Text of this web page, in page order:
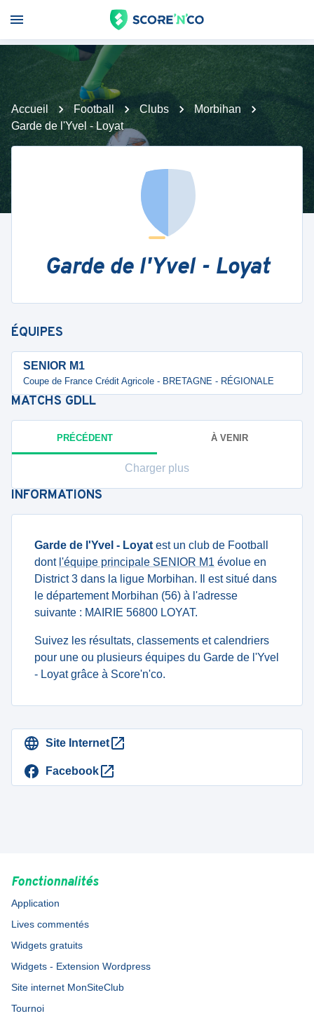
Accueil Football Clubs
Morbihan
Garde de l'Yvel - Loyat
Garde de l'Yvel - Loyat
ÉQUIPES
SENIOR M1
Coupe de France Crédit Agricole - BRETAGNE - RÉGIONALE
MATCHS GDLL
PRÉCÉDENT À VENIR
Charger plus
INFORMATIONS
Garde de l'Yvel - Loyat est un club de Football
dont l'équipe principale SENIOR M1 évolue en
District 3 dans la ligue Morbihan. Il est situé dans
le département Morbihan (56) à l'adresse
suivante : MAIRIE 56800 LOYAT.
Suivez les résultats, classements et calendriers
pour une ou plusieurs équipes du Garde de l'Yvel
- Loyat grâce à Score'n'co.
Site Internet
Facebook
Fonctionnalités
Application
Lives commentés
Widgets gratuits
Widgets - Extension Wordpress
Site internet MonSiteClub
Tournoi